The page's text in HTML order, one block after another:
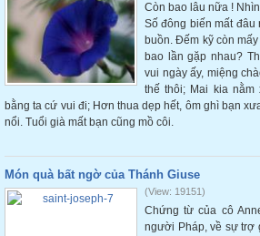
Còn bao lâu nữa !
Số đông biến mất đâu
buồn. Đếm kỹ còn
bao lần gặp nhau?
vui ngày ấy, miệng
thế thôi; Mai kia
bằng ta cứ vui đi; Hơn thua dẹp hết, ôm ghì bạn
nổi. Tuổi già mất bạn cũng mồ côi.
Món quà bất ngờ của Thánh Giuse
(View: 19151)
Chứng từ của cô
người Pháp, về sự trợ